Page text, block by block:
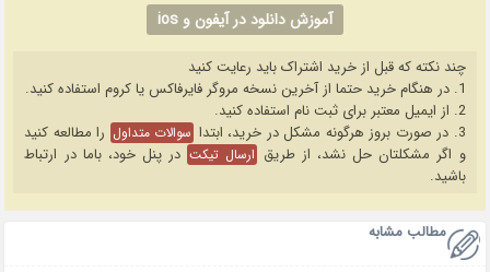
آموزش دانلود در آیفون و ios
چند نکته که قبل از خرید اشتراک باید رعایت کنید
1. در هنگام خرید حتما از آخرین نسخه مروگر فایرفاکس یا کروم استفاده کنید.
2. از ایمیل معتبر برای ثبت نام استفاده کنید.
3. در صورت بروز هرگونه مشکل در خرید، ابتدا
سوالات متداول را مطالعه کنید
و اگر مشکلتان حل نشد، از طریق ارسال تیکت در پنل خود، باما در ارتباط
باشید.
مطالب مشابه